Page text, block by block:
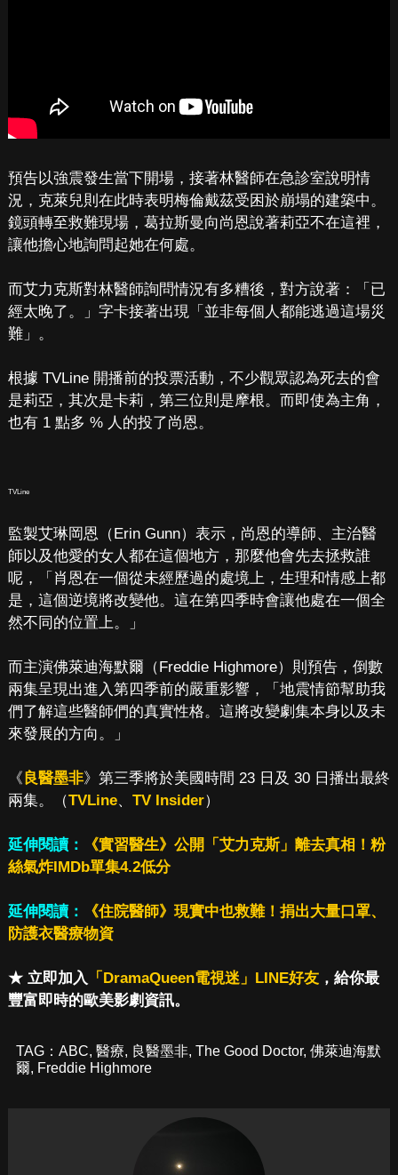
預告以強震發生當下開場，接著林醫師在急診室說明情
況，克萊兒則在此時表明梅倫戴茲受困於崩塌的建築中。
鏡頭轉至救難現場，葛拉斯曼向尚恩說著莉亞不在這裡，
讓他擔心地詢問起她在何處。
而艾力克斯對林醫師詢問情況有多糟後，對方說著：「已
經太晚了。」字卡接著出現「並非每個人都能逃過這場災
難」。
根據 TVLine 開播前的投票活動，不少觀眾認為死去的會
是莉亞，其次是卡莉，第三位則是摩根。而即使為主角，
也有 1 點多 % 人的投了尚恩。
TVLine
監製艾琳岡恩（Erin Gunn）表示，尚恩的導師、主治醫
師以及他愛的女人都在這個地方，那麼他會先去拯救誰
呢，「肖恩在一個從未經歷過的處境上，生理和情感上都
是，這個逆境將改變他。這在第四季時會讓他處在一個全
然不同的位置上。」
而主演佛萊迪海默爾（Freddie Highmore）則預告，倒數
兩集呈現出進入第四季前的嚴重影響，「地震情節幫助我
們了解這些醫師們的真實性格。這將改變劇集本身以及未
來發展的方向。」
《 良醫墨非》第三季將於美國時間 23 日及 30 日播出最終
兩集。（TVLine、 TV Insider）
延伸閱讀：
《實習醫生》公開「艾力克斯」離去真相！粉
絲氣炸IMDb單集4.2低分
延伸閱讀：
《住院醫師》現實中也救難！捐出大量口罩、
防護衣醫療物資
★ 立即加入 「DramaQueen電視迷」LINE好友，給你最
豐富即時的歐美影劇資訊。
TAG： ABC, 醫療, 良醫墨非, The Good Doctor, 佛萊迪海默
爾, Freddie Highmore